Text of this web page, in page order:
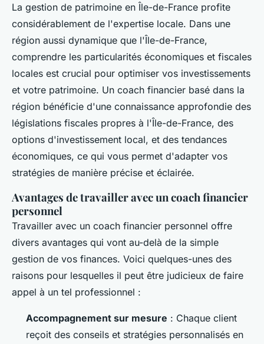
La gestion de patrimoine en Île-de-France profite
considérablement de l'expertise locale. Dans une
région aussi dynamique que l'Île-de-France,
comprendre les particularités économiques et fiscales
locales est crucial pour optimiser vos investissements
et votre patrimoine. Un coach financier basé dans la
région bénéficie d'une connaissance approfondie des
législations fiscales propres à l'Île-de-France, des
options d'investissement local, et des tendances
économiques, ce qui vous permet d'adapter vos
stratégies de manière précise et éclairée.
Avantages de travailler avec un coach financier
personnel
Travailler avec un coach financier personnel offre
divers avantages qui vont au-delà de la simple
gestion de vos finances. Voici quelques-unes des
raisons pour lesquelles il peut être judicieux de faire
appel à un tel professionnel :
Accompagnement sur mesure : Chaque client
reçoit des conseils et stratégies personnalisés en